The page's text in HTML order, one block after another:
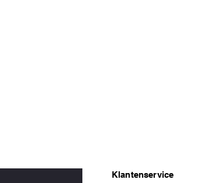
Klantenservice